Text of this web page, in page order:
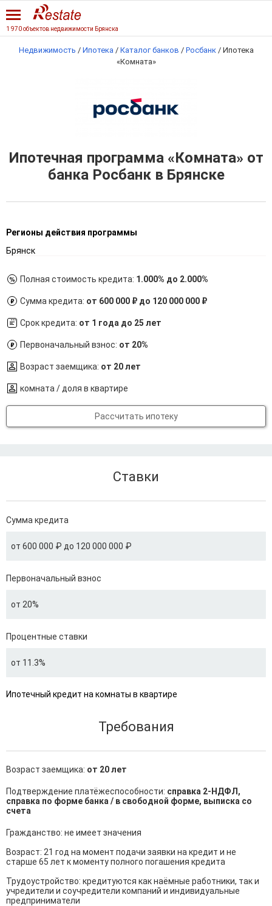
1 970 объектов недвижимости Брянска
Недвижимость / Ипотека / Каталог банков / Росбанк / Ипотека
«Комната»
Ипотечная программа «Комната» от
банка Росбанк в Брянске
Регионы действия программы
Брянск
Полная стоимость кредита: 1.000% до 2.000%
Сумма кредита: от 600 000 ₽ до 120 000 000 ₽
Срок кредита: от 1 года до 25 лет
Первоначальный взнос: от 20%
Возраст заемщика: от 20 лет
комната / доля в квартире
Рассчитать ипотеку
Ставки
Сумма кредита
от 600 000 ₽ до 120 000 000 ₽
Первоначальный взнос
от 20%
Процентные ставки
от 11.3%
Ипотечный кредит на комнаты в квартире
Требования
Возраст заемщика: от 20 лет
Подтверждение платёжеспособности: справка 2-НДФЛ,
справка по форме банка / в свободной форме, выписка со
счета
Гражданство: не имеет значения
Возраст: 21 год на момент подачи заявки на кредит и не
старше 65 лет к моменту полного погашения кредита
Трудоустройство: кредитуются как наёмные работники, так и
учредители и соучредители компаний и индивидуальные
предприниматели